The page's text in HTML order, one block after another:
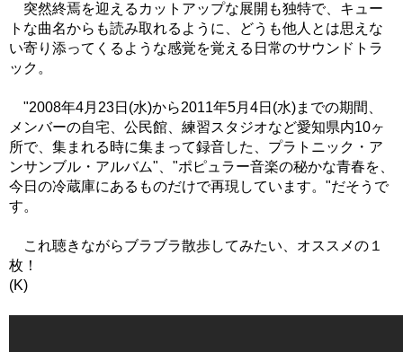
突然終焉を迎えるカットアップな展開も独特で、キュー
トな曲名からも読み取れるように、どうも他人とは思えな
い寄り添ってくるような感覚を覚える日常のサウンドトラ
ック。
"2008年4月23日(水)から2011年5月4日(水)までの期間、
メンバーの自宅、公民館、練習スタジオなど愛知県内10ヶ
所で、集まれる時に集まって録音した、プラトニック・ア
ンサンブル・アルバム"、"ポピュラー音楽の秘かな青春を、
今日の冷蔵庫にあるものだけで再現しています。"だそうで
す。
これ聴きながらブラブラ散歩してみたい、オススメの１
枚！
(K)